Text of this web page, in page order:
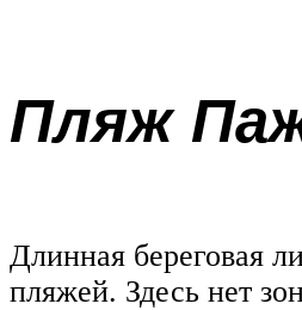
Пляж
Длинная береговая
пляжей. Здесь нет